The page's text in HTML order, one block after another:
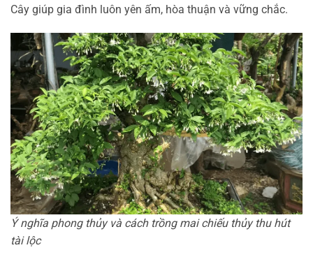
Cây giúp gia đình luôn yên ấm, hòa thuận và vững chắc.
Ý nghĩa phong thủy và cách trồng mai chiếu thủy thu hút
tài lộc